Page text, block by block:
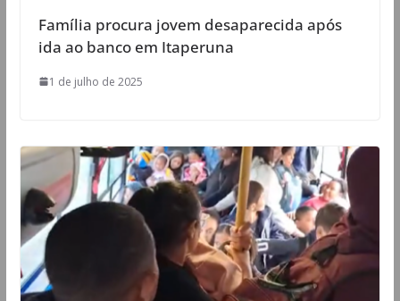
Família procura jovem desaparecida após
ida ao banco em Itaperuna
1 de julho de 2025